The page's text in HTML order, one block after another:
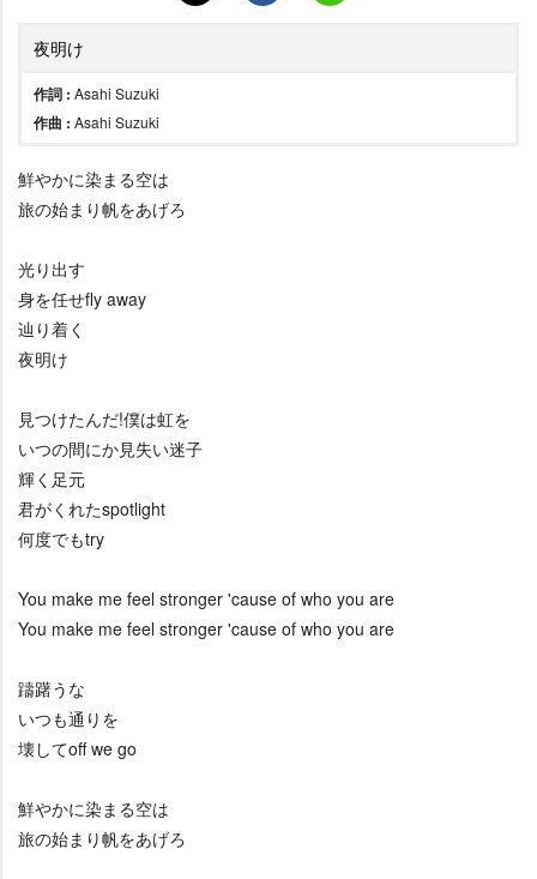
夜明け
作詞 : Asahi Suzuki
作曲 : Asahi Suzuki
鮮やかに染まる空は
旅の始まり帆をあげろ
光り出す
身を任せfly away
辿り着く
夜明け
見つけたんだ!僕は虹を
いつの間にか見失い迷子
輝く足元
君がくれたspotlight
何度でもtry
You make me feel stronger 'cause of who you are
You make me feel stronger 'cause of who you are
躊躇うな
いつも通りを
壊してoff we go
鮮やかに染まる空は
旅の始まり帆をあげろ